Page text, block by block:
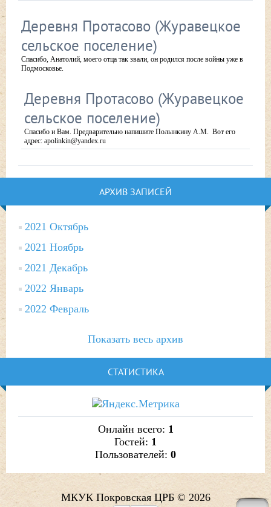
Деревня Протасово (Журавецкое
сельское поселение)
Спасибо, Анатолий, моего отца так звали, он родился после войны уже в
Подмосковье.
Деревня Протасово (Журавецкое
сельское поселение)
Спасибо и Вам. Предварительно напишите Полынкину А.М. Вот его
адрес: apolinkin@yandex.ru
АРХИВ ЗАПИСЕЙ
2021 Октябрь
2021 Ноябрь
2021 Декабрь
2022 Январь
2022 Февраль
Показать весь архив
СТАТИСТИКА
Онлайн всего: 1
Гостей: 1
Пользователей: 0
МКУК Покровская ЦРБ © 2026